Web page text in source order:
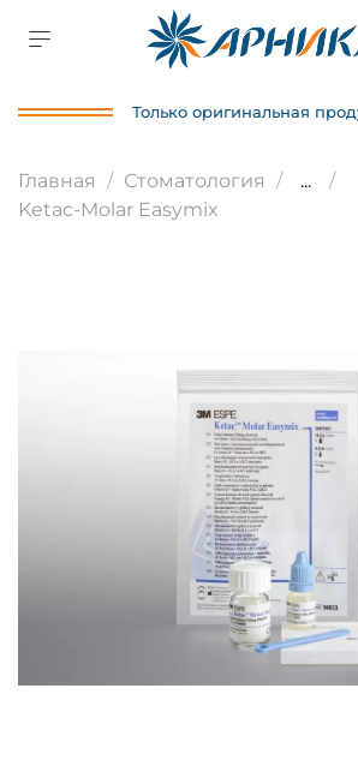
Только оригинальная
Главная Стоматология
...
Ketac-Molar Easymix